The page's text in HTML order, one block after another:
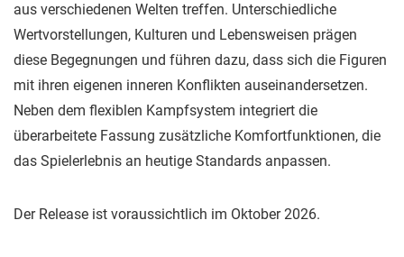
aus verschiedenen Welten treffen. Unterschiedliche
Wertvorstellungen, Kulturen und Lebensweisen prägen
diese Begegnungen und führen dazu, dass sich die Figuren
mit ihren eigenen inneren Konflikten auseinandersetzen.
Neben dem flexiblen Kampfsystem integriert die
überarbeitete Fassung zusätzliche Komfortfunktionen, die
das Spielerlebnis an heutige Standards anpassen.
Der Release ist voraussichtlich im Oktober 2026.